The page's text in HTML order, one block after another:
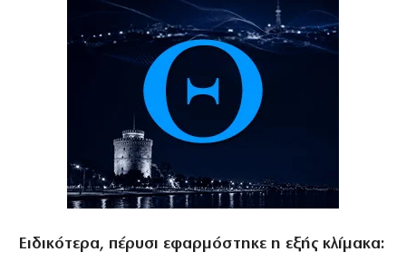
Ειδικότερα, πέρυσι εφαρμόστηκε η εξής κλίμακα: